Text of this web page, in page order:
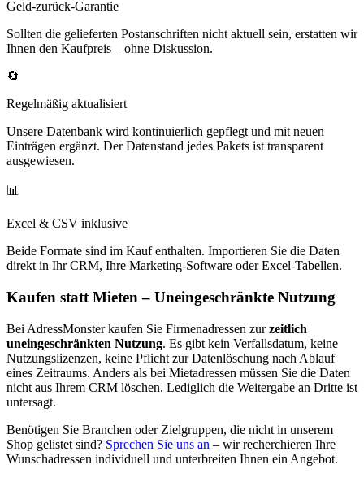
Geld-zurück-Garantie
Sollten die gelieferten Postanschriften nicht aktuell sein, erstatten wir
Ihnen den Kaufpreis – ohne Diskussion.
🔄
Regelmäßig aktualisiert
Unsere Datenbank wird kontinuierlich gepflegt und mit neuen
Einträgen ergänzt. Der Datenstand jedes Pakets ist transparent
ausgewiesen.
📊
Excel & CSV inklusive
Beide Formate sind im Kauf enthalten. Importieren Sie die Daten
direkt in Ihr CRM, Ihre Marketing-Software oder Excel-Tabellen.
Kaufen statt Mieten – Uneingeschränkte Nutzung
Bei AdressMonster kaufen Sie Firmenadressen zur zeitlich
uneingeschränkten Nutzung. Es gibt kein Verfallsdatum, keine
Nutzungslizenzen, keine Pflicht zur Datenlöschung nach Ablauf
eines Zeitraums. Anders als bei Mietadressen müssen Sie die Daten
nicht aus Ihrem CRM löschen. Lediglich die Weitergabe an Dritte ist
untersagt.
Benötigen Sie Branchen oder Zielgruppen, die nicht in unserem
Shop gelistet sind? Sprechen Sie uns an – wir recherchieren Ihre
Wunschadressen individuell und unterbreiten Ihnen ein Angebot.